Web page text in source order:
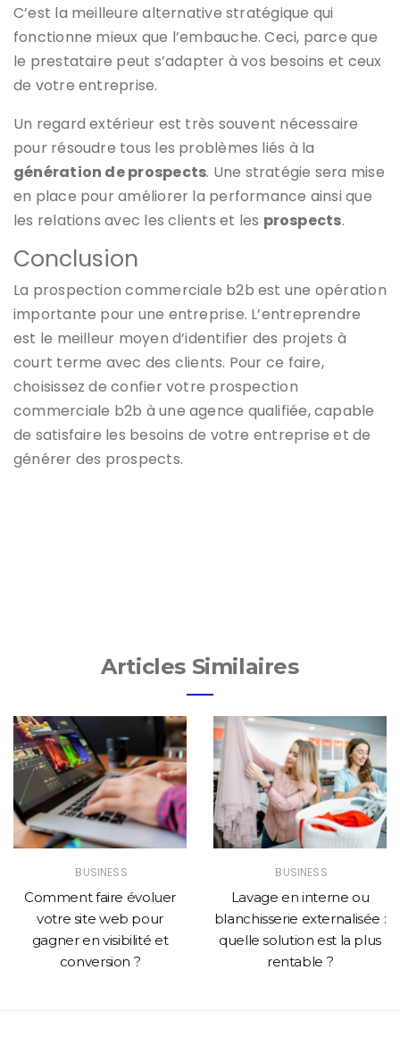
C’est la meilleure alternative stratégique qui
fonctionne mieux que l’embauche. Ceci, parce que
le prestataire peut s’adapter à vos besoins et ceux
de votre entreprise.
Un regard extérieur est très souvent nécessaire
pour résoudre tous les problèmes liés à la
génération de prospects. Une stratégie sera mise
en place pour améliorer la performance ainsi que
les relations avec les clients et les prospects.
Conclusion
La prospection commerciale b2b est une opération
importante pour une entreprise. L’entreprendre
est le meilleur moyen d’identifier des projets à
court terme avec des clients. Pour ce faire,
choisissez de confier votre prospection
commerciale b2b à une agence qualifiée, capable
de satisfaire les besoins de votre entreprise et de
générer des prospects.
Articles Similaires
BUSINESS
Comment faire évoluer
votre site web pour
gagner en visibilité et
conversion ?
BUSINESS
Lavage en interne ou
blanchisserie externalisée :
quelle solution est la plus
rentable ?